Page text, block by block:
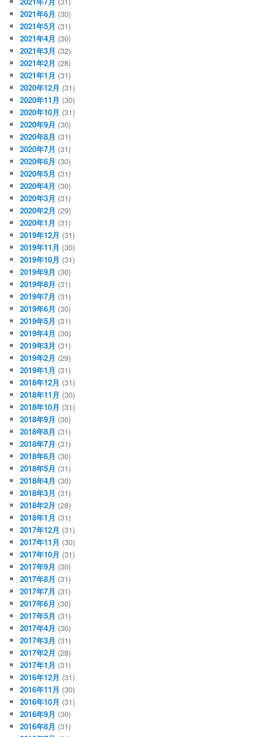
2021年6月 (30)
2021年5月 (31)
2021年4月 (30)
2021年3月 (32)
2021年2月 (28)
2021年1月 (31)
2020年12月 (31)
2020年11月 (30)
2020年10月 (31)
2020年9月 (30)
2020年8月 (31)
2020年7月 (31)
2020年6月 (30)
2020年5月 (31)
2020年4月 (30)
2020年3月 (31)
2020年2月 (29)
2020年1月 (31)
2019年12月 (31)
2019年11月 (30)
2019年10月 (31)
2019年9月 (30)
2019年8月 (31)
2019年7月 (31)
2019年6月 (30)
2019年5月 (31)
2019年4月 (30)
2019年3月 (31)
2019年2月 (29)
2019年1月 (31)
2018年12月 (31)
2018年11月 (30)
2018年10月 (31)
2018年9月 (30)
2018年8月 (31)
2018年7月 (31)
2018年6月 (30)
2018年5月 (31)
2018年4月 (30)
2018年3月 (31)
2018年2月 (28)
2018年1月 (31)
2017年12月 (31)
2017年11月 (30)
2017年10月 (31)
2017年9月 (30)
2017年8月 (31)
2017年7月 (31)
2017年6月 (30)
2017年5月 (31)
2017年4月 (30)
2017年3月 (31)
2017年2月 (28)
2017年1月 (31)
2016年12月 (31)
2016年11月 (30)
2016年10月 (31)
2016年9月 (30)
2016年8月 (31)